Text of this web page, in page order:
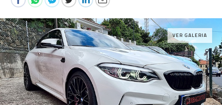
VER GALERIA